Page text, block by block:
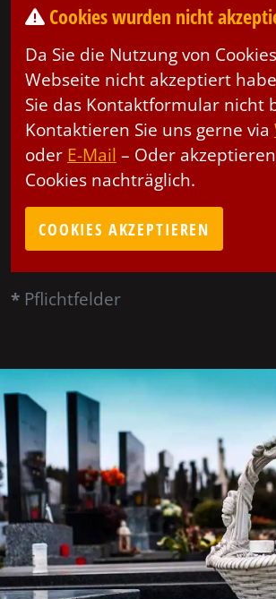
Cookies wurden nicht
Da Sie die Nutzung von
Webseite nicht akzeptiert
Sie das Kontaktformular nicht
Kontaktieren Sie uns gerne via
oder E-Mail – Oder
Cookies nachträglich.
COOKIES AKZEPTIEREN
* Pflichtfelder